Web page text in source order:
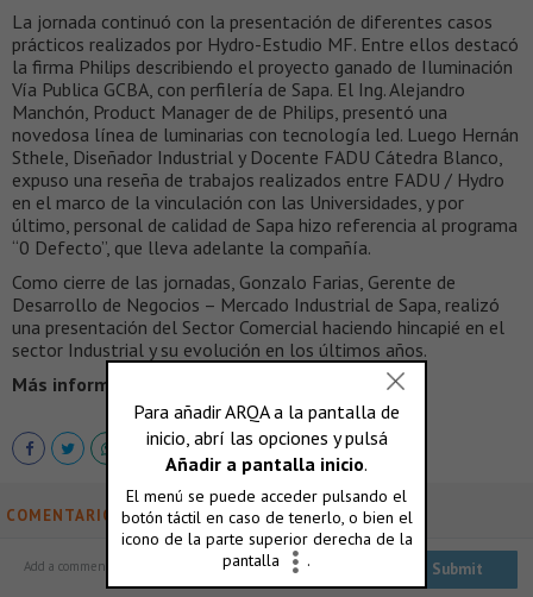
La jornada continuó con la presentación de diferentes casos
prácticos realizados por Hydro-Estudio MF. Entre ellos destacó
la firma Philips describiendo el proyecto ganado de Iluminación
Vía Publica GCBA, con perfilería de Sapa. El Ing. Alejandro
Manchón, Product Manager de de Philips, presentó una
novedosa línea de luminarias con tecnología led. Luego Hernán
Sthele, Diseñador Industrial y Docente FADU Cátedra Blanco,
expuso una reseña de trabajos realizados entre FADU / Hydro
en el marco de la vinculación con las Universidades, y por
último, personal de calidad de Sapa hizo referencia al programa
“0 Defecto”, que lleva adelante la compañía.
Como cierre de las jornadas, Gonzalo Farias, Gerente de
Desarrollo de Negocios – Mercado Industrial de Sapa, realizó
una presentación del Sector Comercial haciendo hincapié en el
sector Industrial y su evolución en los últimos años.
Más información >
COMENTARIOS